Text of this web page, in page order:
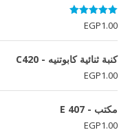
تم التقييم
5.00
من 5
EGP1.00
كنبة ثنائية كابوتنيه - C420
EGP1.00
مكتب - E 407
EGP1.00